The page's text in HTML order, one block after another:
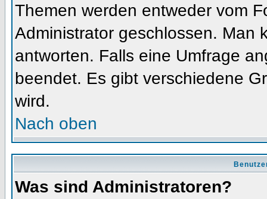
Themen werden entweder vom
Administrator geschlossen. Man
antworten. Falls eine Umfrage
beendet. Es gibt verschiedene
wird.
Nach oben
Was sind Administratoren?